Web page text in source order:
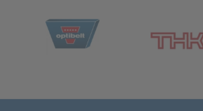
(öffnet in neuem Tab)